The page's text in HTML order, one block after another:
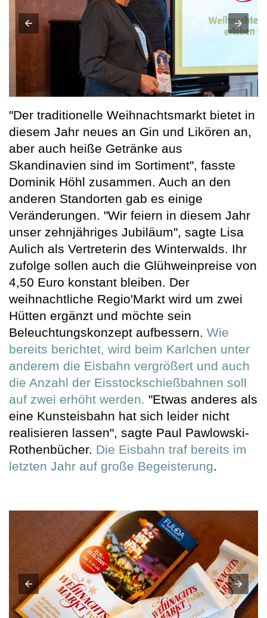
"Der traditionelle Weihnachtsmarkt bietet in
diesem Jahr neues an Gin und Likören an,
aber auch heiße Getränke aus
Skandinavien sind im Sortiment", fasste
Dominik Höhl zusammen. Auch an den
anderen Standorten gab es einige
Veränderungen. "Wir feiern in diesem Jahr
unser zehnjähriges Jubiläum", sagte Lisa
Aulich als Vertreterin des Winterwalds. Ihr
zufolge sollen auch die Glühweinpreise von
4,50 Euro konstant bleiben. Der
weihnachtliche Regio'Markt wird um zwei
Hütten ergänzt und möchte sein
Beleuchtungskonzept aufbessern. Wie
bereits berichtet, wird beim Karlchen unter
anderem die Eisbahn vergrößert und auch
die Anzahl der Eisstockschießbahnen soll
auf zwei erhöht werden.
"Etwas anderes als
eine Kunsteisbahn hat sich leider nicht
realisieren lassen", sagte Paul Pawlowski-
Rothenbücher. Die Eisbahn traf bereits im
letzten Jahr auf große Begeisterung